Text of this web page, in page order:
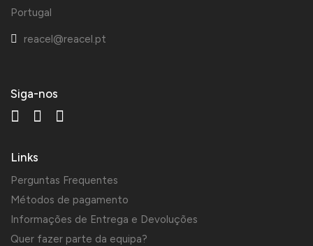
Portugal
reacel@reacel.pt
Siga-nos
Links
Perguntas Frequentes
Métodos de pagamento
Informações de Entrega e Devoluções
Quer fazer parte da equipa?